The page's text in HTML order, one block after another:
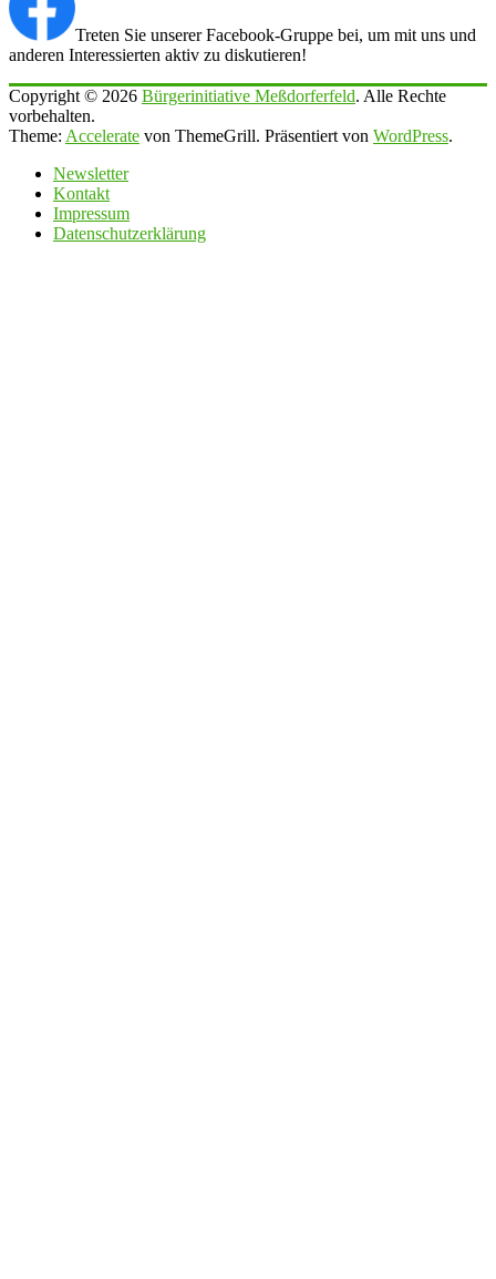
Treten Sie unserer Facebook-Gruppe bei, um mit uns und
anderen Interessierten aktiv zu diskutieren!
Copyright © 2026 Bürgerinitiative Meßdorferfeld. Alle Rechte
vorbehalten.
Theme: Accelerate von ThemeGrill. Präsentiert von WordPress.
Newsletter
Kontakt
Impressum
Datenschutzerklärung